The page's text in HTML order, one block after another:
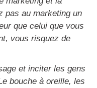
pas au marketing un
que celui que vous
vous risquez de
et inciter les gens
bouche à oreille, les